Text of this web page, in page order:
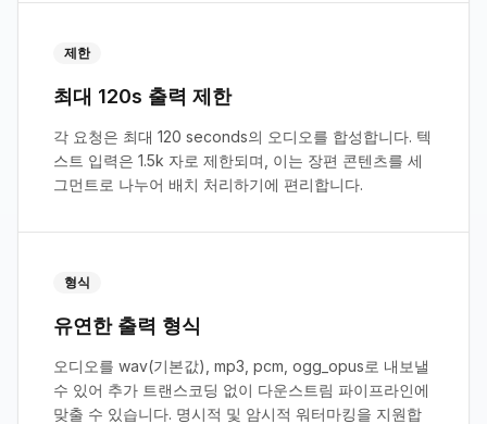
제한
최대 120s 출력 제한
각 요청은 최대 120 seconds의 오디오를 합성합니다. 텍
스트 입력은 1.5k 자로 제한되며, 이는 장편 콘텐츠를 세
그먼트로 나누어 배치 처리하기에 편리합니다.
형식
유연한 출력 형식
오디오를 wav(기본값), mp3, pcm, ogg_opus로 내보낼
수 있어 추가 트랜스코딩 없이 다운스트림 파이프라인에
맞출 수 있습니다. 명시적 및 암시적 워터마킹을 지원합